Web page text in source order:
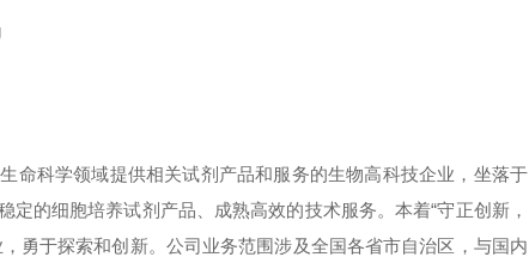
命科学领域提供相关试剂产品和服务的生物高科技企业，坐落于
的细胞培养试剂产品、成熟高效的技术服务。本着“守正创新，
勇于探索和创新。公司业务范围涉及全国各省市自治区，与国内